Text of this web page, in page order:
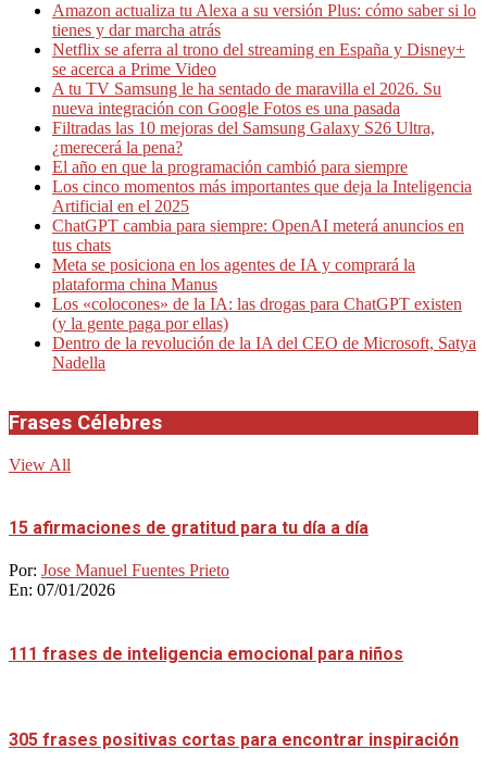
Amazon actualiza tu Alexa a su versión Plus: cómo saber si lo
tienes y dar marcha atrás
Netflix se aferra al trono del streaming en España y Disney+
se acerca a Prime Video
A tu TV Samsung le ha sentado de maravilla el 2026. Su
nueva integración con Google Fotos es una pasada
Filtradas las 10 mejoras del Samsung Galaxy S26 Ultra,
¿merecerá la pena?
El año en que la programación cambió para siempre
Los cinco momentos más importantes que deja la Inteligencia
Artificial en el 2025
ChatGPT cambia para siempre: OpenAI meterá anuncios en
tus chats
Meta se posiciona en los agentes de IA y comprará la
plataforma china Manus
Los «colocones» de la IA: las drogas para ChatGPT existen
(y la gente paga por ellas)
Dentro de la revolución de la IA del CEO de Microsoft, Satya
Nadella
Frases Célebres
View All
15 afirmaciones de gratitud para tu día a día
Por: Jose Manuel Fuentes Prieto
En: 07/01/2026
111 frases de inteligencia emocional para niños
305 frases positivas cortas para encontrar inspiración